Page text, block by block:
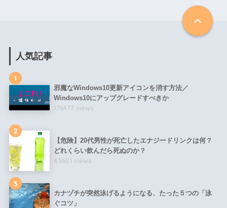
人気記事
1
邪魔なWindows10更新アイコンを消す方法／
Windows10にアップグレードすべきか
176477 views
2
【危険】20代男性が死亡したエナジードリンクは何？
どれくらい飲んだら死ぬのか？
85601 views
3
カナヅチが突然泳げるようになる、たった５つの「泳
ぐコツ」